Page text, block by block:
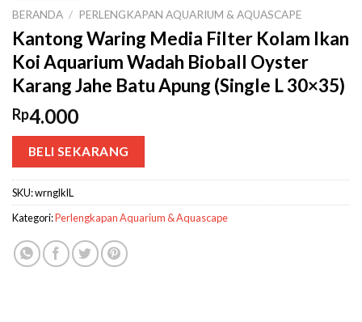
BERANDA / PERLENGKAPAN AQUARIUM & AQUASCAPE
Kantong Waring Media Filter Kolam Ikan
Koi Aquarium Wadah Bioball Oyster
Karang Jahe Batu Apung (Single L 30×35)
Rp4.000
BELI SEKARANG
SKU:wrnglklL
Kategori:Perlengkapan Aquarium & Aquascape